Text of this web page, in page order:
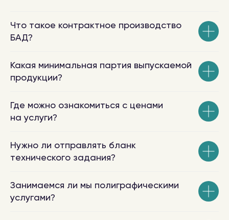
Что такое контрактное производство
БАД?
Какая минимальная партия выпускаемой
продукции?
Где можно ознакомиться с ценами
на услуги?
Нужно ли отправлять бланк
технического задания?
Занимаемся ли мы полиграфическими
услугами?